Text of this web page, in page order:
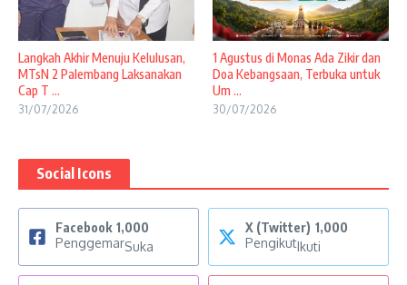
Langkah Akhir Menuju Kelulusan,
MTsN 2 Palembang Laksanakan
Cap T ...
31/07/2026
1 Agustus di Monas Ada Zikir dan
Doa Kebangsaan, Terbuka untuk
Um ...
30/07/2026
Social Icons
Facebook 1,000
PenggemarSuka
X (Twitter) 1,000
PengikutIkuti